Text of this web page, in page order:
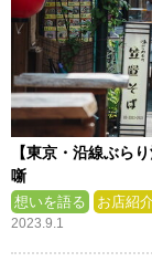
【東京・沿線ぶら
噺
想いを語る お店紹
2023.9.1